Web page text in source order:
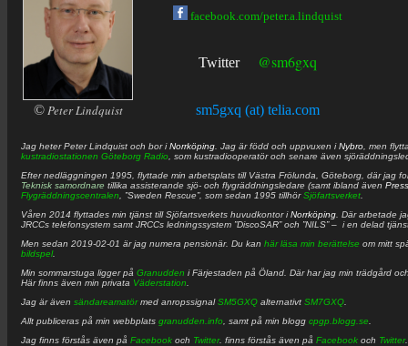
© Peter Lindquist
facebook.com/peter.a.lindquist
Twitter @sm6gxq
sm5gxq (at) telia.com
Jag heterPeter Lindquist och bor iNorrköping . Jag är född och uppvuxen iNybro , men
kustradiostationen Göteborg Radio , som kustradiooperatör och senare även
Efter nedläggningen 1995, flyttade min arbetsplats till Västra Frölunda, Göteborg, där jag
Teknisk samordnare tillika assisterande sjö- och flygräddningsledare (samt ibland även
Flygräddningscentralen , ”Sweden Rescue”, som sedan 1995 tillhörSjöfartsverket
Våren 2014 flyttades min tjänst till Sjöfartsverkets huvudkontor iNorrköping . Där arbetade
JRCCs telefonsystem samt JRCCs ledningssystem ”DiscoSAR” och ”NILS” – i en delad
Men sedan 2019-02-01 är jag numera pensionär. Du kan här läsa min berättelse om mitt
bildspel.
Min sommarstuga ligger på Granudden i Färjestaden på Öland. Där har jag min trädgård
Här finns även min privata Väderstation
Jag är även sändareamatörmed anropssignalSM5GXQ alternativt SM7GXQ
Allt publiceras på min webbplats granudden.info , samt på min blogg cpgp.blogg.se
Jag finns förstås även på Facebook och Twitter. finns förstås även på Facebook och Twitter.